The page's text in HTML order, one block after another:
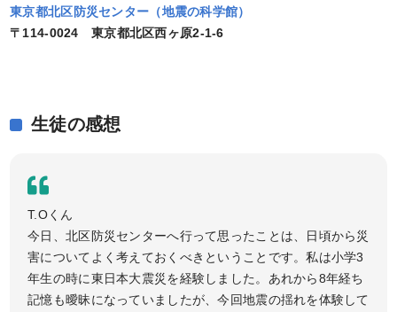
東京都北区防災センター（地震の科学館）
〒114-0024 東京都北区西ヶ原2-1-6
生徒の感想
T.Oくん
今日、北区防災センターへ行って思ったことは、日頃から災
害についてよく考えておくべきということです。私は小学3
年生の時に東日本大震災を経験しました。あれから8年経ち
記憶も曖昧になっていましたが、今回地震の揺れを体験して